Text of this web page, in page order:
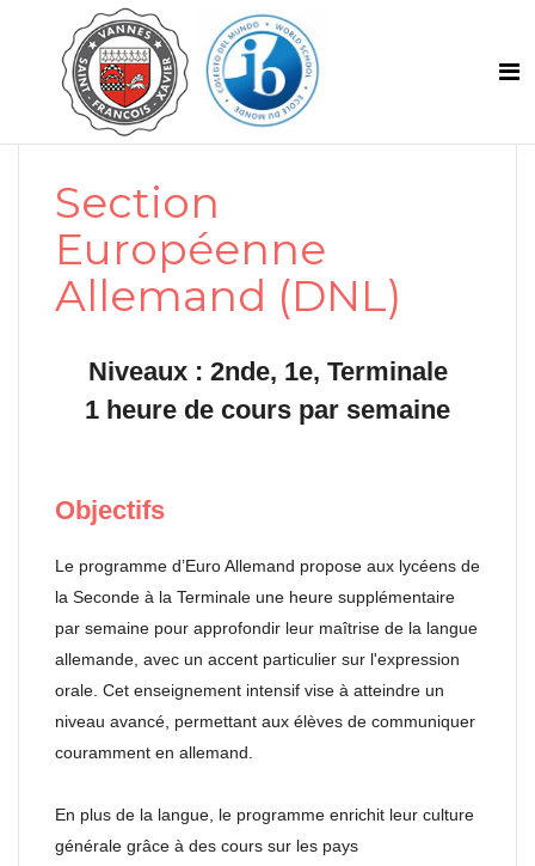
Section
Européenne
Allemand (DNL)
Niveaux : 2nde, 1e, Terminale
1 heure de cours par semaine
Objectifs
Le programme d’Euro Allemand propose aux lycéens de
la Seconde à la Terminale une heure supplémentaire
par semaine pour approfondir leur maîtrise de la langue
allemande, avec un accent particulier sur l'expression
orale. Cet enseignement intensif vise à atteindre un
niveau avancé, permettant aux élèves de communiquer
couramment en allemand.
En plus de la langue, le programme enrichit leur culture
générale grâce à des cours sur les pays